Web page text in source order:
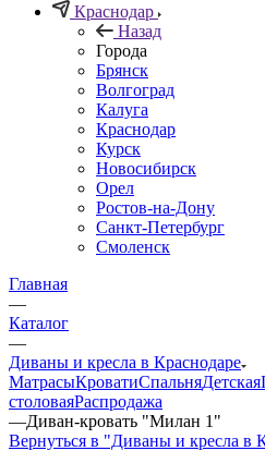
Краснодар
Назад
Города
Брянск
Волгоград
Калуга
Краснодар
Курск
Новосибирск
Орел
Ростов-на-Дону
Санкт-Петербург
Смоленск
Главная
—
Каталог
—
Диваны и кресла в Краснодаре
МатрасыКроватиСпальняДетская
столоваяРаспродажа
—Диван-кровать "Милан 1"
Вернуться в "Диваны и кресла в